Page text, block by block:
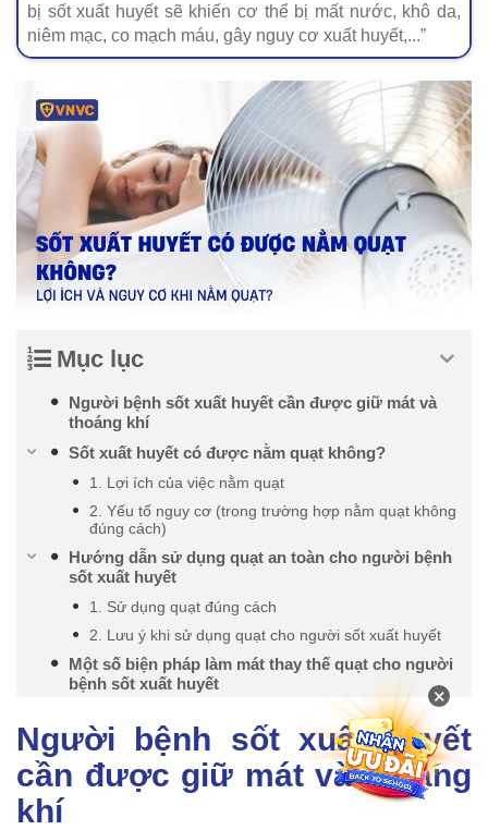
bị sốt xuất huyết sẽ khiến cơ thể bị mất nước, khô da,
niêm mạc, co mạch máu, gây nguy cơ xuất huyết,...”
Mục lục
Người bệnh sốt xuất huyết cần được giữ mát và
thoáng khí
Sốt xuất huyết có được nằm quạt không?
1. Lợi ích của việc nằm quạt
2. Yếu tố nguy cơ (trong trường hợp nằm quạt không
đúng cách)
Hướng dẫn sử dụng quạt an toàn cho người bệnh
sốt xuất huyết
1. Sử dụng quạt đúng cách
2. Lưu ý khi sử dụng quạt cho người sốt xuất huyết
Một số biện pháp làm mát thay thế quạt cho người
bệnh sốt xuất huyết
Người bệnh sốt xuất huyết
cần được giữ mát và thoáng
khí
×